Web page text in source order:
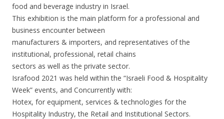
food and beverage industry in Israel.
This exhibition is the main platform for a professional and
business encounter between
manufacturers & importers, and representatives of the
institutional, professional, retail chains
sectors as well as the private sector.
Israfood 2021 was held within the “Israeli Food & Hospitality
Week” events, and Concurrently with:
Hotex, for equipment, services & technologies for the
Hospitality Industry, the Retail and Institutional Sectors.